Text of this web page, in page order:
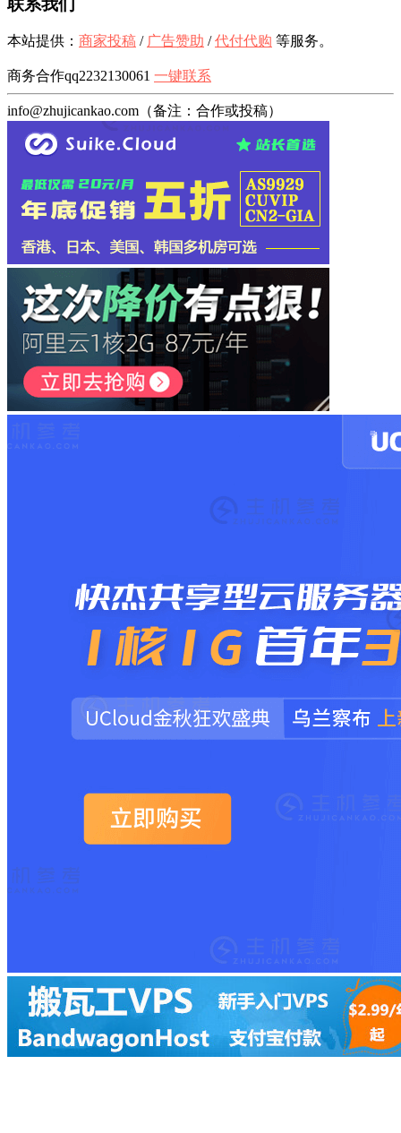
本站提供： 商家投稿 / 广告赞助 /代付代购 等服务。
商务合作qq2232130061 一键联系
info@zhujicankao.com（备注：合作或投稿）